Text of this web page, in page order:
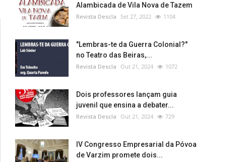
Alambicada de Vila Nova de Tazem
Revista Descla Set 27, 2022 1104
"Lembras-te da Guerra Colonial?"
no Teatro das Beiras,...
Revista Descla Out 21, 2024 1072
Dois professores lançam guia
juvenil que ensina a debater...
Revista Descla Out 21, 2024 729
IV Congresso Empresarial da Póvoa
de Varzim promete dois...